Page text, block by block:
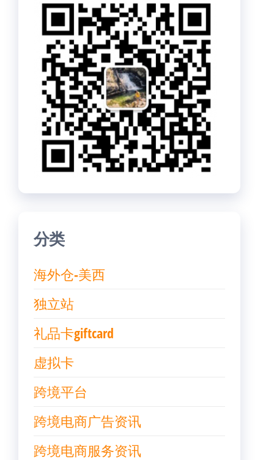
分类
海外仓-美西
独立站
礼品卡giftcard
虚拟卡
跨境平台
跨境电商广告资讯
跨境电商服务资讯